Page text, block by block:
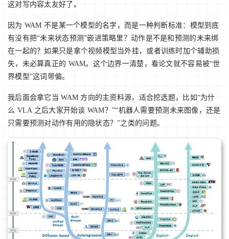
这对写内容太友好了。
因为 WAM 不是某一个模型的名字，而是一种判断标准：模型到底
有没有把“未来状态预测”嵌进策略里？动作是不是和预测的未来绑
在一起的？如果只是拿个视频模型当外挂，或者训练时加个辅助损
失，未必算真正的 WAM。这个边界一清楚，看论文就不容易被“世
界模型”这词带偏。
我后面会拿它当 WAM 方向的主资料源，适合挖选题，比如“为什
么 VLA 之后大家开始谈 WAM？”“机器人需要预测未来图像，还是
只需要预测对动作有用的隐状态？”之类的问题。